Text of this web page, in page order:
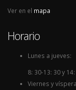
Ver en el mapa
Horario
Lunes a jueves:
8: 30-13: 30 y
Viernes y